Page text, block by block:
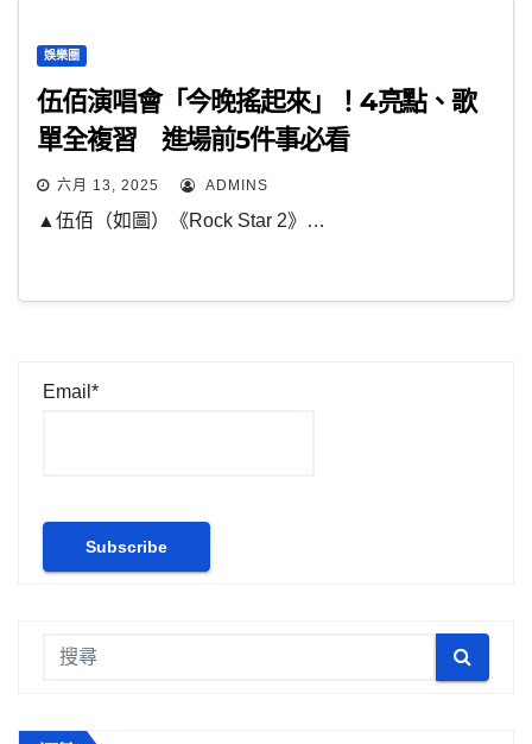
娛樂圈
伍佰演唱會「今晚搖起來」！4亮點、歌
單全複習 進場前5件事必看
六月 13, 2025 ADMINS
▲伍佰（如圖）《Rock Star 2》…
Email*